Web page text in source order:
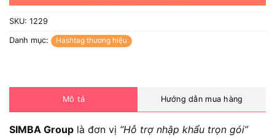
SKU: 1229
Danh mục: Hashtag thương hiệu
Mô tả Hướng dẫn mua hàng
SIMBA Group là đơn vị “Hỗ trợ nhập khẩu trọn gói”